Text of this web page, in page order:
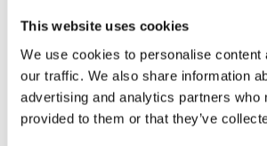
This website uses cookies
We use cookies to personalise
our traffic. We also share information
advertising and analytics partners who
provided to them or that they’ve
Billetter og priser
Årskort og dine fordele
Mad & drikke